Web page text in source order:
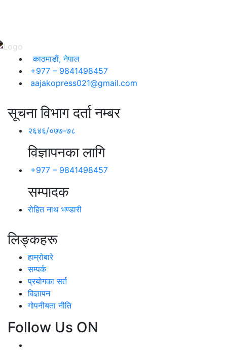
काठमाडाैं, नेपाल
+977 – 9841498457
aajakopress021@gmail.com
सूचना विभाग दर्ता नम्बर
२६४६/०७७-७८
विज्ञापनका लागि
+977 – 9841498457
सम्पादक
रोहित नाथ भण्डारी
लिङ्कहरू
हाम्रोबारे
सम्पर्क
प्रयोगका सर्त
विज्ञापन
गोपनीयता नीति
Follow Us ON